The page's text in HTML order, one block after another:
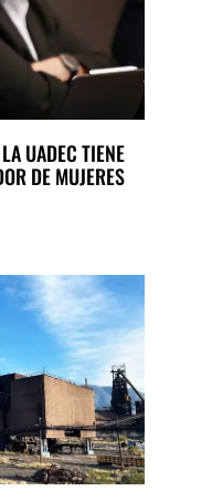
UADEC TIENE
DE MUJERES